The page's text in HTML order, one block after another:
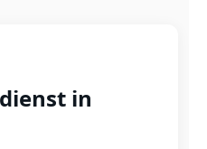
in